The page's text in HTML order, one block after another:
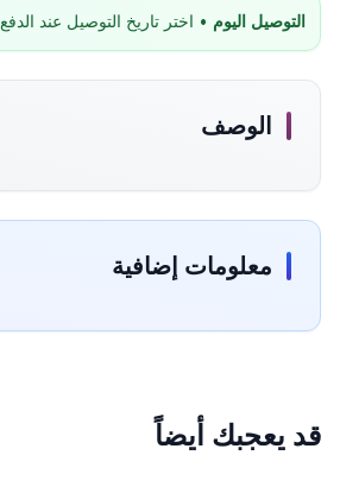
التوصيل اليوم • اختر تاريخ التوصيل عند الدفع
الوصف
معلومات إضافية
قد يعجبك أيضاً